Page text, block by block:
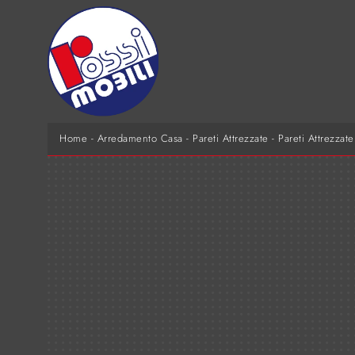
Home - Arredamento Casa - Pareti Attrezzate - Pareti